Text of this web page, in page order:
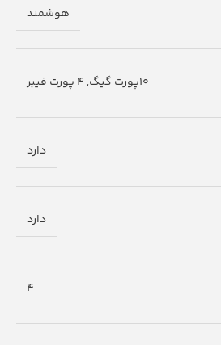
هوشمند
10پورت گیگ, 4 پورت فیبر
دارد
دارد
4